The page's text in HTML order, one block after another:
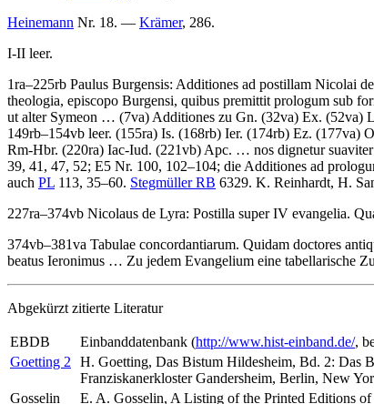
Heinemann Nr. 18. — Krämer, 286.
I-II leer.
1ra–225rb Paulus Burgensis: Additiones ad postillam Nicolai
theologia, episcopo Burgensi, quibus premittit prologum sub
ut alter Symeon … (7va) Additiones zu Gn. (32va) Ex. (52va)
149rb–154vb leer. (155ra) Is. (168rb) Ier. (174rb) Ez. (177va)
Rm-Hbr. (220ra) Iac-Iud. (221vb) Apc. … nos dignetur
39, 41, 47, 52; E5 Nr. 100, 102–104; die Additiones ad
auch PL 113, 35–60. Stegmüller RB 6329. K. Reinhardt, H.
227ra–374vb Nicolaus de Lyra: Postilla super IV evangelia.
374vb–381va Tabulae concordantiarum. Quidam doctores
beatus Ieronimus … Zu jedem Evangelium eine tabellarische
Abgekürzt zitierte Literatur
EBDB Einbanddatenbank (http://www.hist-einband.de/,
Goetting 2
H. Goetting, Das Bistum Hildesheim, Bd. 2: Das
Franziskanerkloster Gandersheim, Berlin, New
Gosselin
E. A. Gosselin, A Listing of the Printed Editions